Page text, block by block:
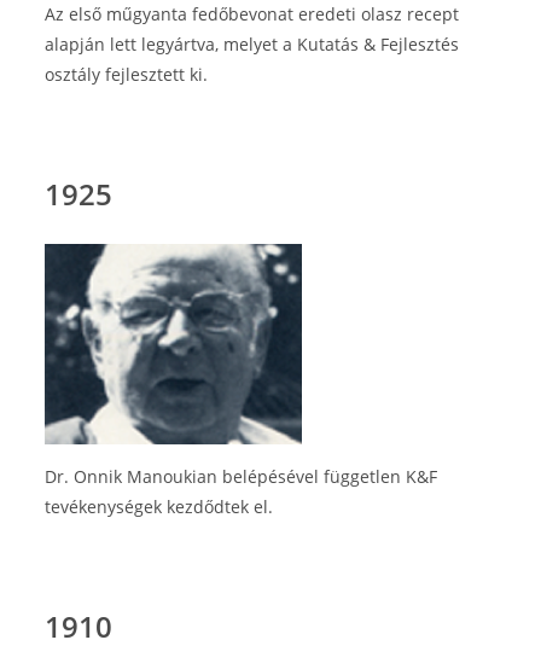
Az első műgyanta fedőbevonat eredeti olasz recept
alapján lett legyártva, melyet a Kutatás & Fejlesztés
osztály fejlesztett ki.
1925
Dr. Onnik Manoukian belépésével független K&F
tevékenységek kezdődtek el.
1910